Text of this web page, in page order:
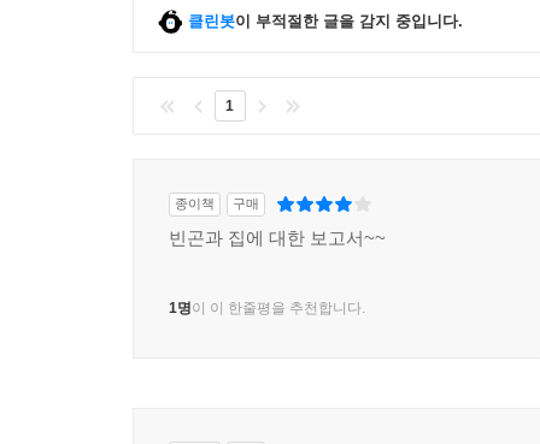
있다. 그 와중에 주택임대차보호법이나 상가임
미국과 한국이 크게 다르지 않으며, 책에 나오
사회적 관계에 투자할 수 있게 하고, 학교에서
지역사회 안정성으로 이어져 이웃들이 강력한 유
클린봇이 부적절한 글을 감지 중입니다.
1
종이책 구매
빈곤과 집에 대한 보고서~~
1명이 이 한줄평을 추천합니다.